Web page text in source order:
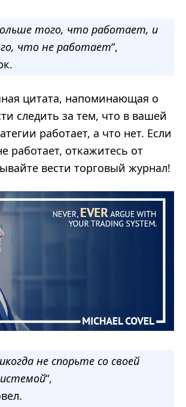
того, что работает, и
что не работает“,
цитата, напоминающая о
следить за тем, что в вашей
работает, а что нет. Если
работает, откажитесь от
вести торговый журнал!
не спорьте со своей
“,